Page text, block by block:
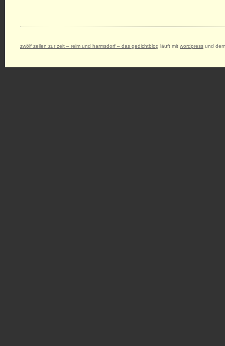
zwölf zeilen zur zeit – reim und harmsdorf – das gedichtblog läuft mit wordpress und